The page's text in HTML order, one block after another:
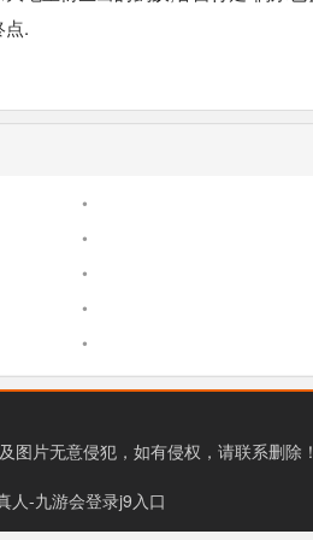
点.
•
•
•
•
•
图片无意侵犯，如有侵权，请联系删除！
人-九游会登录j9入口